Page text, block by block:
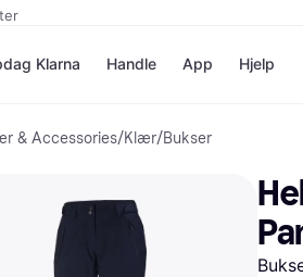
Klarna
Betal nå
Betal i 3
Betal innen
Finansiering
Handle App Hjelp
& Accessories/Klær/Bukser